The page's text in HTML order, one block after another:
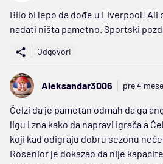
Bilo bi lepo da dođe u Liverpool! Ali
nadati ništa pametno. Sportski
Odgovori
Aleksandar3006 pre 4
Čelzi da je pametan odmah da ga
ligu i zna kako da napravi igrača a
koji kad odigraju dobru sezonu
Rosenior je dokazao da nije